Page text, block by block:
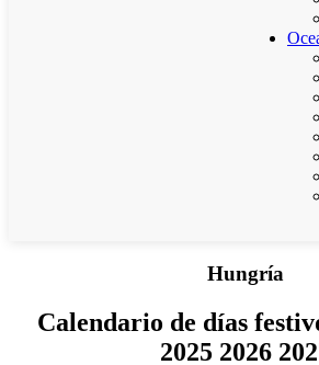
Hungría
Calendario de días
2025 2026